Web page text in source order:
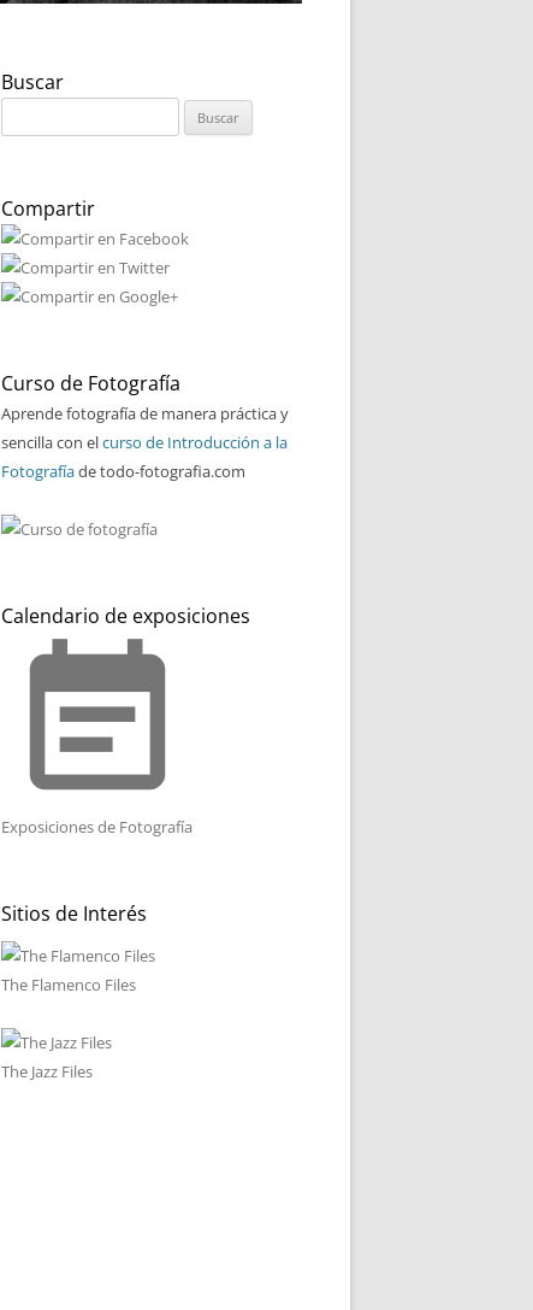
Buscar
Compartir
Curso de Fotografía
Aprende fotografía de manera práctica y
sencilla con elcurso de Introducción a la
Fotografíade todo-fotografia.com
Calendario de exposiciones
event_note
Exposiciones de Fotografía
Sitios de Interés
The Flamenco Files
The Jazz Files